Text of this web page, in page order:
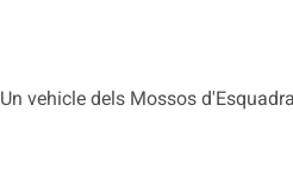
Un vehicle dels Mossos